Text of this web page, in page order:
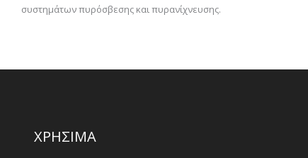
συστημάτων πυρόσβεσης και πυρανίχνευσης.
ΧΡΗΣΙΜΑ